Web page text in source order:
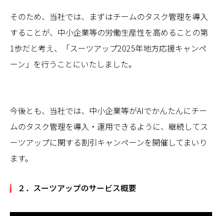
そのため、当社では、まずはチームのタスク管理を導入
することが、中小企業等の労働生産性を高めることの第
1歩だと考え、「スーツアップ2025年地方応援キャンペ
ーン」を行うことにいたしました。
今後とも、当社では、中小企業等がAIでかんたんにチー
ムのタスク管理を導入・運用できるように、継続してス
ーツアップに関する割引キャンペーンを開催してまいり
ます。
２．スーツアップのサービス概要